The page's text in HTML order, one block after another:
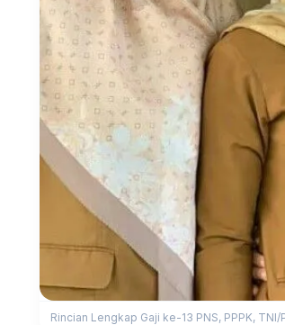
Rincian Lengkap Gaji ke-13 PNS, PPPK,